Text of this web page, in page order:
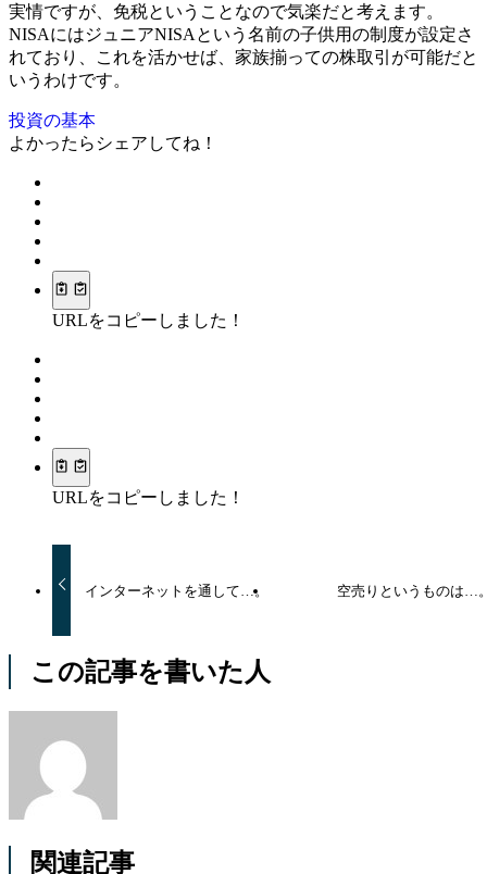
実情ですが、免税ということなので気楽だと考えます。
NISAにはジュニアNISAという名前の子供用の制度が設定さ
れており、これを活かせば、家族揃っての株取引が可能だと
いうわけです。
投資の基本
よかったらシェアしてね！
URLをコピーしました！
URLをコピーしました！
インターネットを通して…。 空売りというものは…
この記事を書いた人
関連記事